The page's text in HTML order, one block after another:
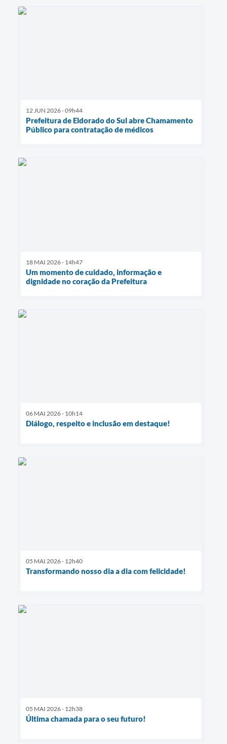
12 JUN 2026 - 09h44
Prefeitura de Eldorado do Sul abre Chamamento
Público para contratação de médicos
18 MAI 2026 - 14h47
Um momento de cuidado, informação e
dignidade no coração da Prefeitura
06 MAI 2026 - 10h14
Diálogo, respeito e inclusão em destaque!
05 MAI 2026 - 12h40
Transformando nosso dia a dia com felicidade!
05 MAI 2026 - 12h38
Última chamada para o seu futuro!